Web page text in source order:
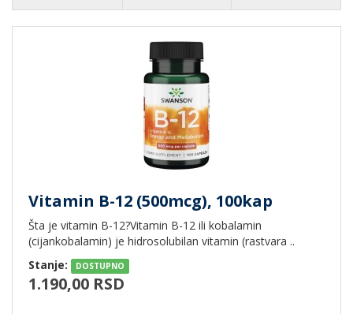
Vitamin B-12 (500mcg), 100kap
Šta je vitamin B-12?Vitamin B-12 ili kobalamin
(cijankobalamin) je hidrosolubilan vitamin (rastvara ..
Stanje:
DOSTUPNO
1.190,00 RSD